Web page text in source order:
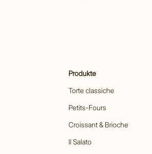
Produkte
Torte classiche
Petits-Fours
Croissant & Brioche
Il Salato